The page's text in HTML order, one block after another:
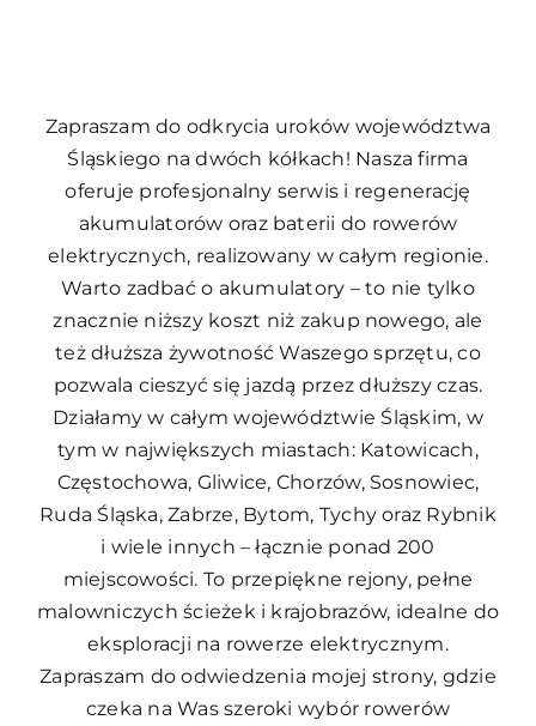
Zapraszam do odkrycia uroków województwa
Śląskiego na dwóch kółkach! Nasza firma
oferuje profesjonalny serwis i regenerację
akumulatorów oraz baterii do rowerów
elektrycznych, realizowany w całym regionie.
Warto zadbać o akumulatory – to nie tylko
znacznie niższy koszt niż zakup nowego, ale
też dłuższa żywotność Waszego sprzętu, co
pozwala cieszyć się jazdą przez dłuższy czas.
Działamy w całym województwie Śląskim, w
tym w największych miastach: Katowicach,
Częstochowa, Gliwice, Chorzów, Sosnowiec,
Ruda Śląska, Zabrze, Bytom, Tychy oraz Rybnik
i wiele innych – łącznie ponad 200
miejscowości. To przepiękne rejony, pełne
malowniczych ścieżek i krajobrazów, idealne do
eksploracji na rowerze elektrycznym.
Zapraszam do odwiedzenia mojej strony, gdzie
czeka na Was szeroki wybór rowerów